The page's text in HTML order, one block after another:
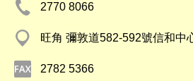
2770 8066
旺角 彌敦道582-592號信和中
2782 5366